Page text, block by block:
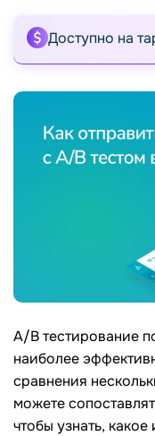
Доступно на
A/B тестирование
наиболее
сравнения
можете
чтобы узнать,